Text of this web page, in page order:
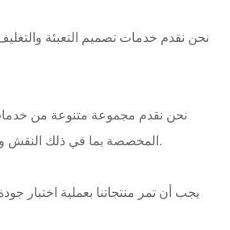
نحن نقدم خدمات تصميم التعبئة
نحن نقدم مجموعة متنوعة من
المخصصة بما في ذلك النقش والشارات وضرب اليد.
يجب أن تمر منتجاتنا بعملية اختبار